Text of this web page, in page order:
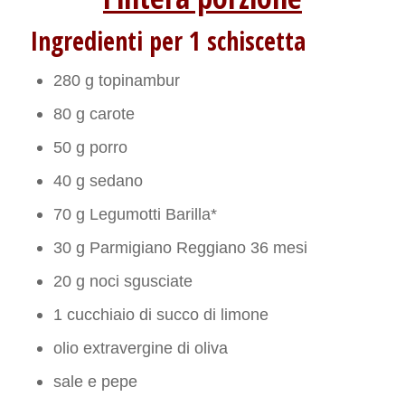
Ingredienti per 1 schiscetta
280 g topinambur
80 g carote
50 g porro
40 g sedano
70 g Legumotti Barilla*
30 g Parmigiano Reggiano 36 mesi
20 g noci sgusciate
1 cucchiaio di succo di limone
olio extravergine di oliva
sale e pepe